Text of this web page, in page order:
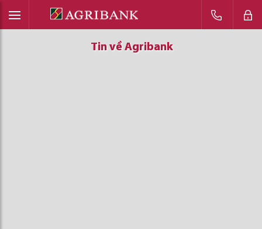
Tin về Agribank
Tin về Agribank
Tin về Agribank